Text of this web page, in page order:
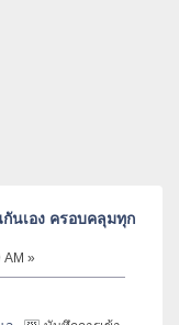
นเอง ครอบคลุมทุก
»